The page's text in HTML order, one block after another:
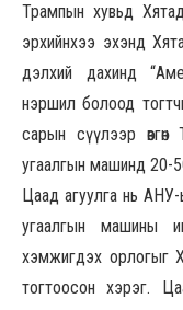
Трампын хувьд
эрхийнхээ эхэнд
дэлхий дахинд
нэршил болоод
сарын сүүлээр
угаалгын машинд 20-
Цаад агуулга нь АНУ-
угаалгын машины
хэмжигдэх орлогыг
тогтоосон хэрэг.